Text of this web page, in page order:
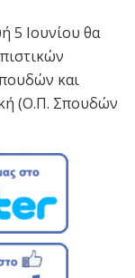
5 Ιουνίου θα
και
(Ο.Π. Σπουδών